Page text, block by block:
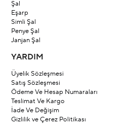
Şal
Eşarp
Simli Şal
Penye Şal
Janjan Şal
YARDIM
Üyelik Sözleşmesi
Satış Sözleşmesi
Ödeme Ve Hesap Numaraları
Teslimat Ve Kargo
İade Ve Değişim
Gizlilik ve Çerez Politikası